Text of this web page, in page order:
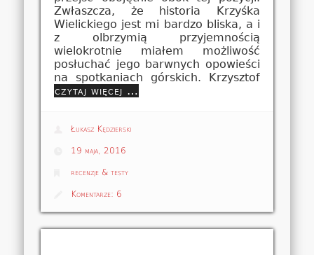
Zwłaszcza, że historia Krzyśka
Wielickiego jest mi bardzo bliska, a i
z olbrzymią przyjemnością
wielokrotnie miałem możliwość
posłuchać jego barwnych opowieści
na spotkaniach górskich. Krzysztof
czytaj więcej …
Łukasz Kędzierski
19 maja, 2016
recenzje & testy
Komentarze: 6